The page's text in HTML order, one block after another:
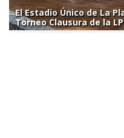
El Estadio Único de La
Torneo Clausura de la